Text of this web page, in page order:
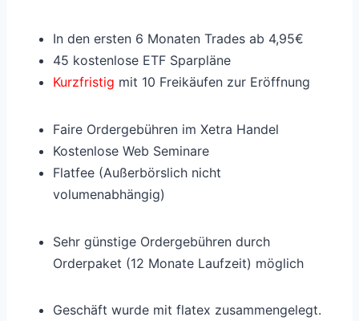
In den ersten 6 Monaten Trades ab 4,95€
45 kostenlose ETF Sparpläne
Kurzfristig mit 10 Freikäufen zur Eröffnung
Faire Ordergebühren im Xetra Handel
Kostenlose Web Seminare
Flatfee (Außerbörslich nicht
volumenabhängig)
Sehr günstige Ordergebühren durch
Orderpaket (12 Monate Laufzeit) möglich
Geschäft wurde mit flatex zusammengelegt.